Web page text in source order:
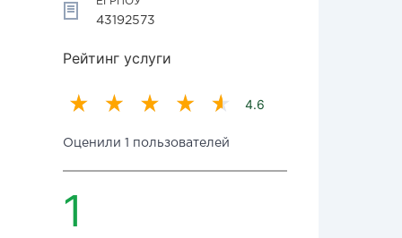
43192573
Рейтинг услуги
4.6
Оценили 1 пользователей
1